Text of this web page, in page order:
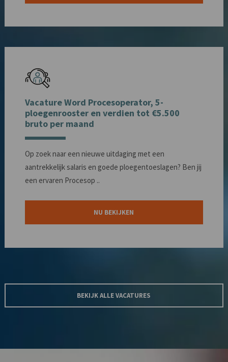
Vacature Word Procesoperator, 5-
ploegenrooster en verdien tot €5.500
bruto per maand
Op zoek naar een nieuwe uitdaging met een
aantrekkelijk salaris en goede ploegentoeslagen? Ben jij
een ervaren Procesop ..
NU BEKIJKEN
BEKIJK ALLE VACATURES